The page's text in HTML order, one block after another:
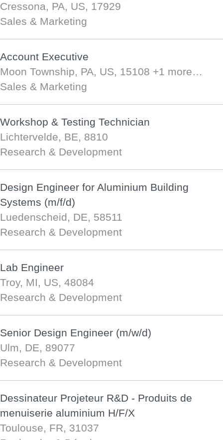
Cressona, PA, US, 17929
Sales & Marketing
Account Executive
Moon Township, PA, US, 15108 +1 more…
Sales & Marketing
Workshop & Testing Technician
Lichtervelde, BE, 8810
Research & Development
Design Engineer for Aluminium Building
Systems (m/f/d)
Luedenscheid, DE, 58511
Research & Development
Lab Engineer
Troy, MI, US, 48084
Research & Development
Senior Design Engineer (m/w/d)
Ulm, DE, 89077
Research & Development
Dessinateur Projeteur R&D - Produits de
menuiserie aluminium H/F/X
Toulouse, FR, 31037